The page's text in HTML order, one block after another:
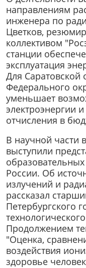
направлениям
инженера по
Цветков,
коллективом
станции
эксплуатация
Для Саратовской
Федерального
уменьшает
электроэнергии
отчисления в
В научной части
выступили
России. Об
излучений и
рассказал
Петербургского
Продолжением
"Оценка,
воздействия
здоровье